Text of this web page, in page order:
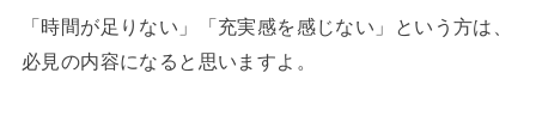
「時間が足りない」「充実感を感じない」という方は、
必見の内容になると思いますよ。